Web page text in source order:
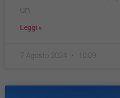
un
Leggi »
7 Agosto 2024 10:09